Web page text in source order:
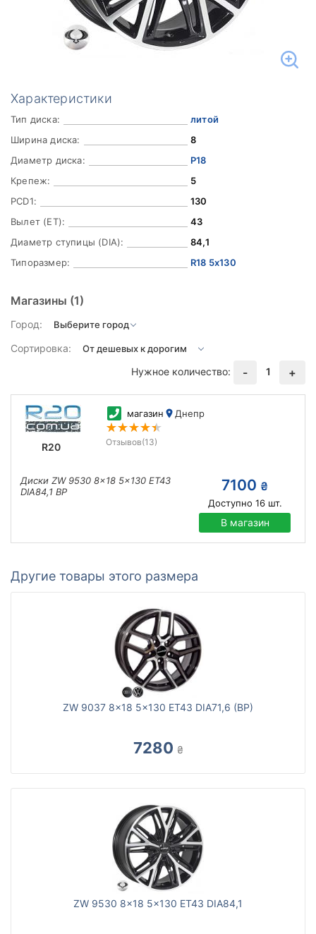
Характеристики
Тип диска:
литой
Ширина диска:
8
Диаметр диска:
Р18
Крепеж:
5
PCD1:
130
Вылет (ET):
43
Диаметр ступицы (DIA):
84,1
Типоразмер:
R18 5x130
Магазины (1)
Город:
Сортировка:
Нужное количество:
- 1 +
R20
магазин Днепр
Отзывов(13)
Диски ZW 9530 8x18 5x130 ET43
DIA84,1 BP
7100 ₴
Доступно 16шт.
В магазин
Другие товары этого размера
ZW 9037 8x18 5x130 ET43 DIA71,6 (BP)
7280 ₴
ZW 9530 8x18 5x130 ET43 DIA84,1